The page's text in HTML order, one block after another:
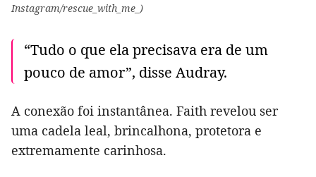
Instagram/rescue_with_me_)
“Tudo o que ela precisava era de um
pouco de amor”, disse Audray.
A conexão foi instantânea. Faith revelou ser
uma cadela leal, brincalhona, protetora e
extremamente carinhosa.